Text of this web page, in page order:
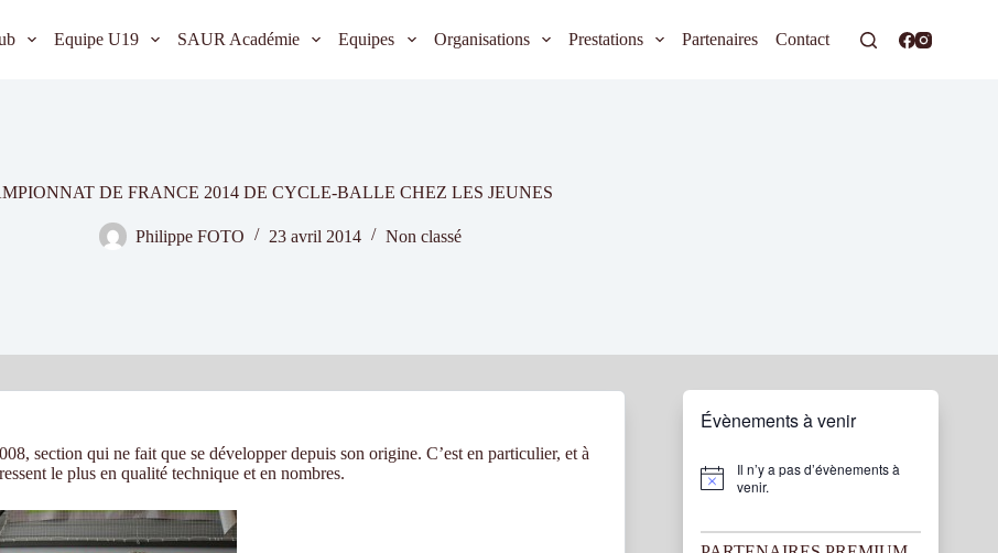
Equipe U19 SAUR Académie Equipes Organisations Prestations Partenaires Contact
DE FRANCE 2014 DE CYCLE-BALLE CHEZ LES JEUNES
Philippe FOTO 23 avril 2014 Non classé
section qui ne fait que se développer depuis son origine. C’est en particulier, et à
le plus en qualité technique et en nombres.
Évènements à venir
N
i
Il n’y a pas d’évènements à
venir.